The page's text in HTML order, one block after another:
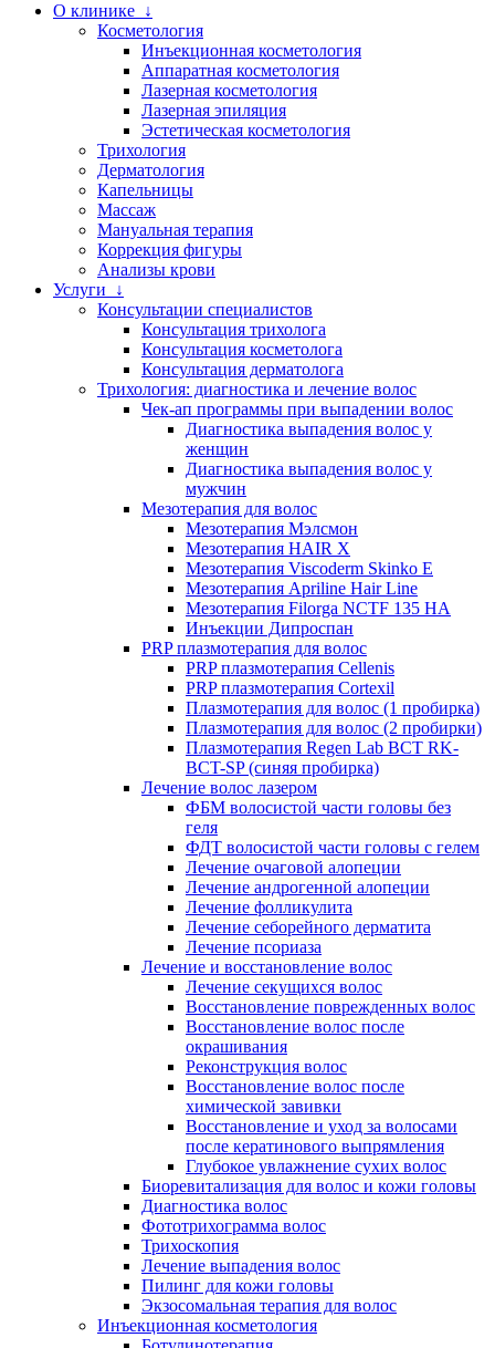
О клинике ↓
Косметология
Инъекционная косметология
Аппаратная косметология
Лазерная косметология
Лазерная эпиляция
Эстетическая косметология
Трихология
Дерматология
Капельницы
Массаж
Мануальная терапия
Коррекция фигуры
Анализы крови
Услуги ↓
Консультации специалистов
Консультация трихолога
Консультация косметолога
Консультация дерматолога
Трихология: диагностика и лечение волос
Чек-ап программы при выпадении волос
Диагностика выпадения волос у
женщин
Диагностика выпадения волос у
мужчин
Мезотерапия для волос
Мезотерапия Мэлсмон
Мезотерапия HAIR X
Мезотерапия Viscoderm Skinko E
Мезотерапия Apriline Hair Line
Мезотерапия Filorga NCTF 135 HA
Инъекции Дипроспан
PRP плазмотерапия для волос
PRP плазмотерапия Cellenis
PRP плазмотерапия Cortexil
Плазмотерапия для волос (1 пробирка)
Плазмотерапия для волос (2 пробирки)
Плазмотерапия Regen Lab BCT RK-
BCT-SP (синяя пробирка)
Лечение волос лазером
ФБМ волосистой части головы без
геля
ФДТ волосистой части головы с гелем
Лечение очаговой алопеции
Лечение андрогенной алопеции
Лечение фолликулита
Лечение себорейного дерматита
Лечение псориаза
Лечение и восстановление волос
Лечение секущихся волос
Восстановление поврежденных волос
Восстановление волос после
окрашивания
Реконструкция волос
Восстановление волос после
химической завивки
Восстановление и уход за волосами
после кератинового выпрямления
Глубокое увлажнение сухих волос
Биоревитализация для волос и кожи головы
Диагностика волос
Фототрихограмма волос
Трихоскопия
Лечение выпадения волос
Пилинг для кожи головы
Экзосомальная терапия для волос
Инъекционная косметология